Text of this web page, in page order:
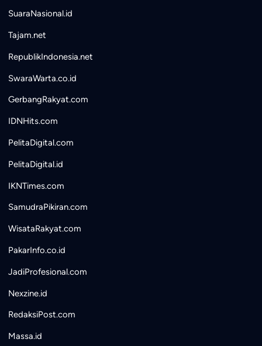
SuaraNasional.id
Tajam.net
RepublikIndonesia.net
SwaraWarta.co.id
GerbangRakyat.com
IDNHits.com
PelitaDigital.com
PelitaDigital.id
IKNTimes.com
SamudraPikiran.com
WisataRakyat.com
PakarInfo.co.id
JadiProfesional.com
Nexzine.id
RedaksiPost.com
Massa.id